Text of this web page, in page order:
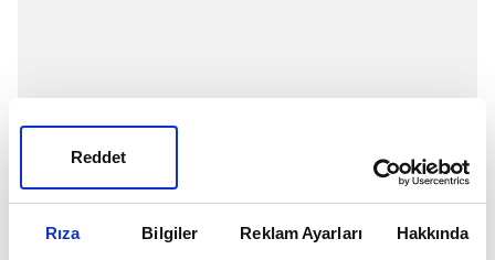
Rıza Bilgiler Reklam Ayarları Hakkında
Reddet